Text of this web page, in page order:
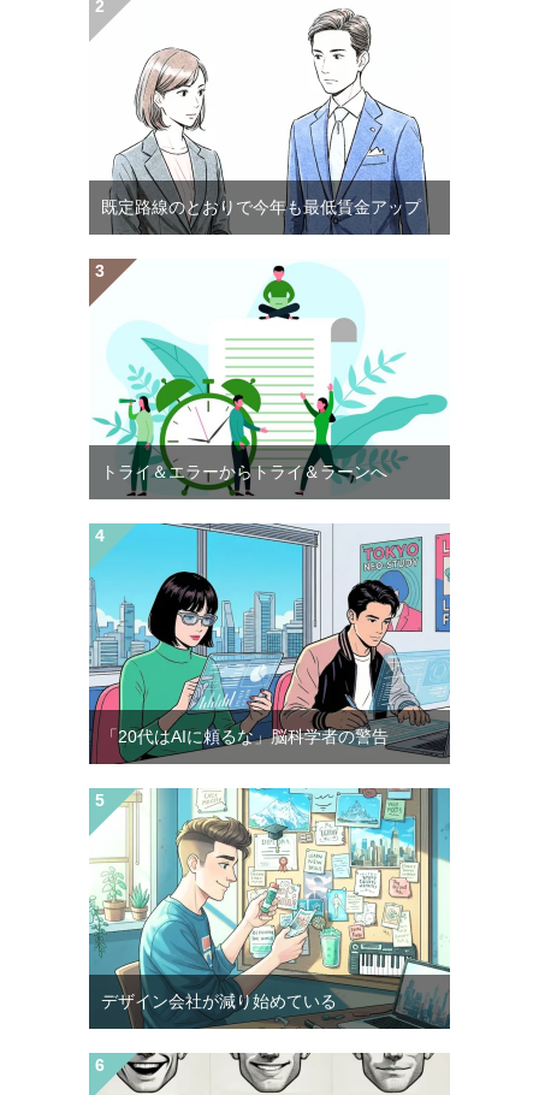
既定路線のとおりで今年も最低賃金アップ
トライ＆エラーからトライ＆ラーンへ
「20代はAIに頼るな」脳科学者の警告
デザイン会社が減り始めている